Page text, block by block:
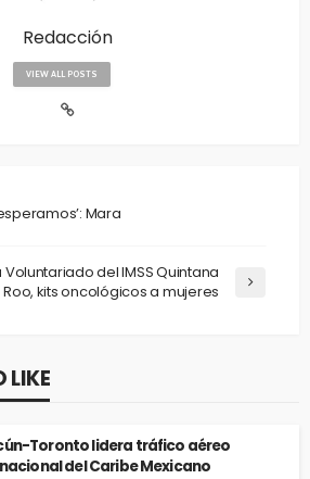
Redacción
VIEW ALL POSTS
Mara
Voluntariado del IMSS Quintana
Roo, kits oncológicos a mujeres
LIKE
Toronto lidera tráfico aéreo
del Caribe Mexicano